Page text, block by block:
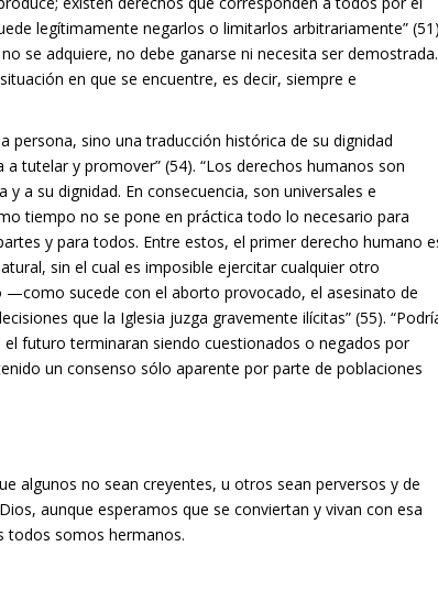
legítimamente negarlos o limitarlos arbitrariamente”
se adquiere, no debe ganarse ni necesita ser demostrada.
en que se encuentre, es decir, siempre e
persona, sino una traducción histórica de su dignidad
tutelar y promover” (54). “Los derechos humanos son
a su dignidad. En consecuencia, son universales e
tiempo no se pone en práctica todo lo necesario para
y para todos. Entre estos, el primer derecho humano
sin el cual es imposible ejercitar cualquier otro
sucede con el aborto provocado, el asesinato de
que la Iglesia juzga gravemente ilícitas” (55).
futuro terminaran siendo cuestionados o negados por
un consenso sólo aparente por parte de poblaciones
algunos no sean creyentes, u otros sean perversos y de
aunque esperamos que se conviertan y vivan con esa
todos somos hermanos.